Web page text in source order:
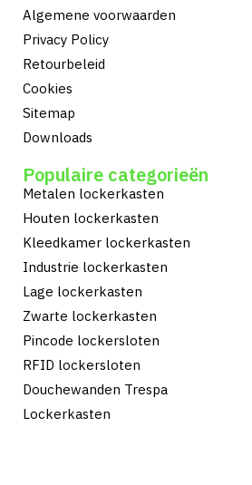
Populaire categorieën
Metalen lockerkasten
Houten lockerkasten
Kleedkamer lockerkasten
Industrie lockerkasten
Lage lockerkasten
Zwarte lockerkasten
Pincode lockersloten
RFID lockersloten
Douchewanden Trespa
Lockerkasten
Algemene voorwaarden
Privacy Policy
Retourbeleid
Cookies
Sitemap
Downloads